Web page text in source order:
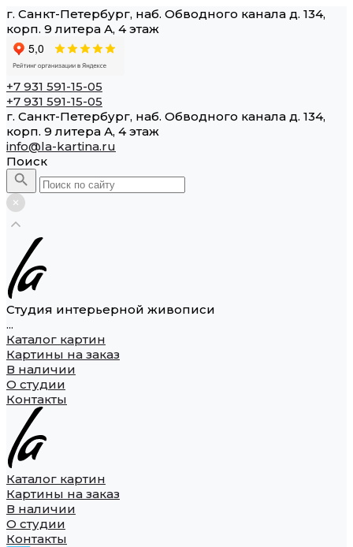
г. Санкт-Петербург, наб. Обводного канала д. 134,
корп. 9 литера А, 4 этаж
+7 931 591-15-05
+7 931 591-15-05
г. Санкт-Петербург, наб. Обводного канала д. 134,
корп. 9 литера А, 4 этаж
info@la-kartina.ru
Поиск
Студия интерьерной живописи
...
Каталог картин
Картины на заказ
В наличии
О студии
Контакты
Каталог картин
Картины на заказ
В наличии
О студии
Контакты